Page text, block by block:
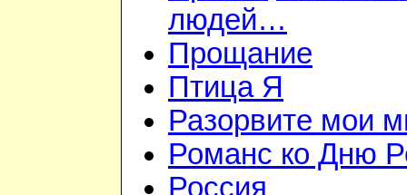
людей…
Прощание
Птица Я
Разорвите мои
Романс ко Дню
Россия